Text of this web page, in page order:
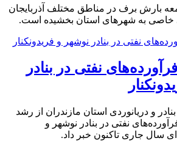
بارش برف در مناطق مختلف آذربایجان
خاصی به شهرهای استان بخشیده است.
نفتی در بنادر
و دریانوردی استان مازندران از رشد
نفتی در بنادر نوشهر و
سال جاری تاکنون خبر داد.